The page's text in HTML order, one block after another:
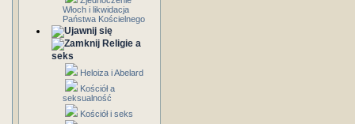
Włoch i likwidacja
Państwa Kościelnego
Religie a
seks
Heloiza i Abelard
Kościół a
seksualność
Kościół i seks